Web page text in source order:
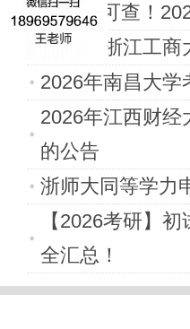
28日起可查！
2026年浙江工商
2026年南昌大
2026年江西财
的公告
浙师大同等学力
【2026考研】
全汇总！